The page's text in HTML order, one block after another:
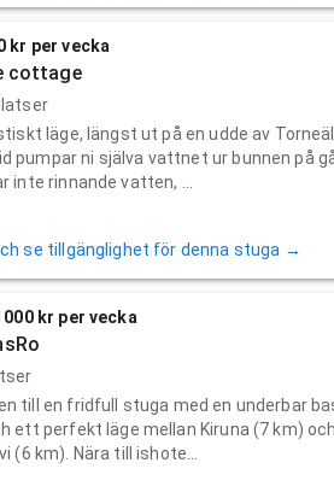
kr per vecka
cottage
läge, längst ut på en udde av
pumpar ni själva vattnet ur bunnen på
inte rinnande vatten, ...
se tillgänglighet för denna stuga →
000 kr per vecka
till en fridfull stuga med en underbar
ett perfekt läge mellan Kiruna (7 km) och
(6 km). Nära till ishote...